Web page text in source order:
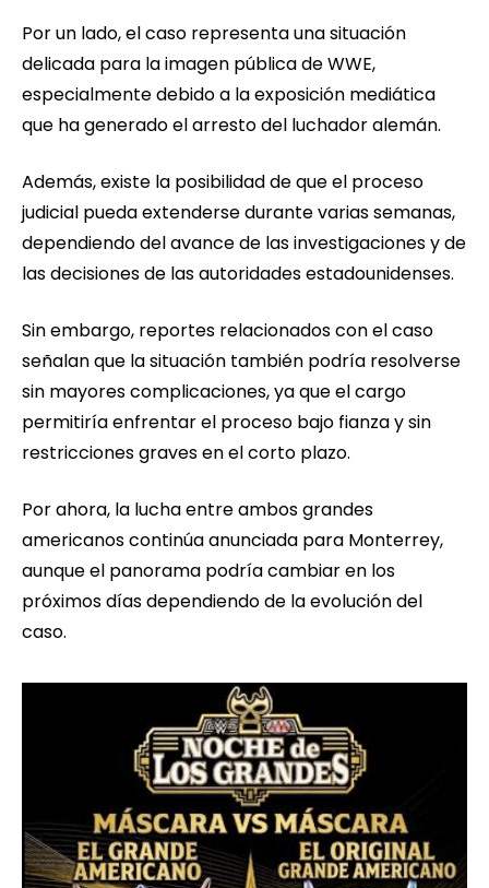
Por un lado, el caso representa una situación
delicada para la imagen pública de WWE,
especialmente debido a la exposición mediática
que ha generado el arresto del luchador alemán.
Además, existe la posibilidad de que el proceso
judicial pueda extenderse durante varias semanas,
dependiendo del avance de las investigaciones y de
las decisiones de las autoridades estadounidenses.
Sin embargo, reportes relacionados con el caso
señalan que la situación también podría resolverse
sin mayores complicaciones, ya que el cargo
permitiría enfrentar el proceso bajo fianza y sin
restricciones graves en el corto plazo.
Por ahora, la lucha entre ambos grandes
americanos continúa anunciada para Monterrey,
aunque el panorama podría cambiar en los
próximos días dependiendo de la evolución del
caso.